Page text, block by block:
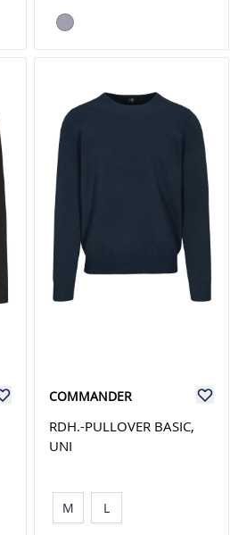
COMMANDER
RDH.-PULLOVER BASIC,
UNI
M L